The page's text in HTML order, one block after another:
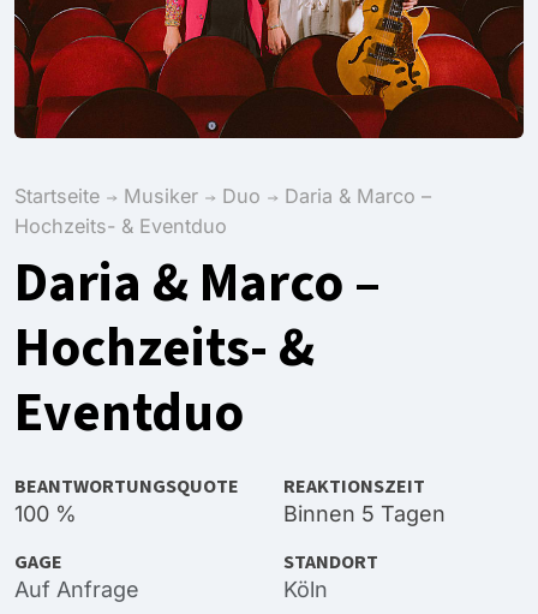
Startseite Musiker Duo
Daria & Marco –
Hochzeits- & Eventduo
Daria & Marco –
Hochzeits- &
Eventduo
BEANTWORTUNGSQUOTE
100 %
REAKTIONSZEIT
Binnen 5 Tagen
GAGE
Auf Anfrage
STANDORT
Köln